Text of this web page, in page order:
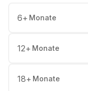
6+ Monate
12+ Monate
18+ Monate